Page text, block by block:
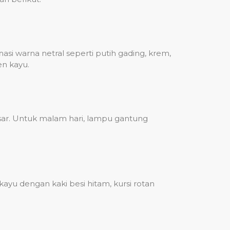
warna netral seperti putih gading, krem,
kayu.
Untuk malam hari, lampu gantung
dengan kaki besi hitam, kursi rotan